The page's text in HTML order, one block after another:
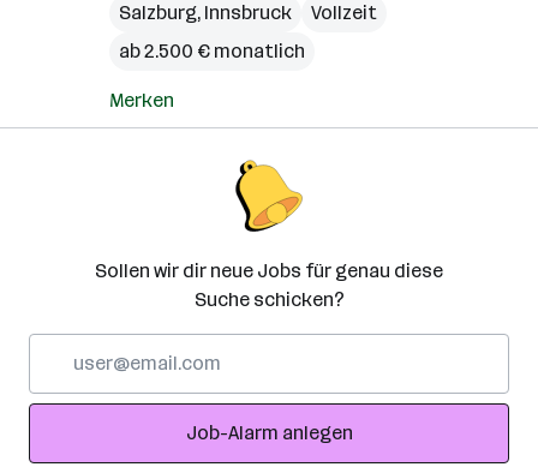
Salzburg, Innsbruck
Vollzeit
ab 2.500 € monatlich
Merken
Sollen wir dir neue Jobs für genau diese
Suche schicken?
Adresse
Job-Alarm anlegen